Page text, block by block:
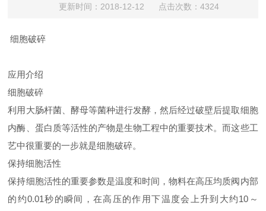
更新时间：2018-12-12 点击次数：4324
细胞破碎
应用介绍
细胞破碎
利用大肠杆菌、酵母等菌种进行发酵，然后经过破壁后提取细胞
内酶、蛋白质等活性的产物是生物工程中的重要技术。而这些工
艺中很重要的一步就是细胞破碎。
保持细胞活性
保持细胞活性的重要参数是温度和时间，物料在高压均质阀内部
的约0.01秒的瞬间，在高压的作用下温度会上升到大约10～